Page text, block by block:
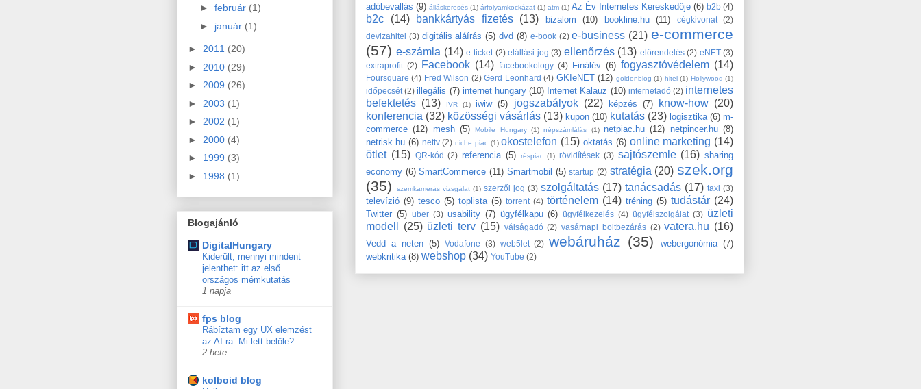
adóbevallás (9) álláskeresés (1) árfolyamkockázat (1) atm (1) Az Év Internetes Kereskedője (6) b2b (4)
b2c (14) bankkártyás fizetés (13) bizalom (10) bookline.hu (11) cégkivonat
(2)
devizahitel (3) digitális aláírás (5) dvd (8) e-book (2) e-business (21) e-commerce
(57) e-számla (14) e-ticket (2) elállási jog (3) ellenőrzés (13) előrendelés (2) eNET (3)
extraprofit (2) Facebook (14) facebookology (4) Finálév (6) fogyasztóvédelem (14)
Foursquare (4) Fred Wilson (2) Gerd Leonhard (4) GKIeNET (12) goldenblog (1) hitel (1) Hollywood (1)
időpecsét (2) illegális (7) internet hungary (10) Internet Kalauz (10) internetadó (2) internetes
befektetés (13) IVR (1) iwiw (5) jogszabályok (22) képzés (7) know-how (20)
konferencia (32) közösségi vásárlás (13) kupon (10) kutatás (23) logisztika (6) m-
commerce (12) mesh (5) Mobile Hungary (1) népszámlálás (1) netpiac.hu (12) netpincer.hu (8)
netrisk.hu (6) nettv (2) niche piac (1) okostelefon (15) oktatás (6) online marketing (14)
ötlet (15) QR-kód (2) referencia (5) réspiac (1) rövidítések (3) sajtószemle (16) sharing
economy (6) SmartCommerce (11) Smartmobil (5) startup (2) stratégia (20) szek.org
(35)
szemkamerás vizsgálat (1) szerzői jog (3) szolgáltatás (17) tanácsadás (17) taxi (3)
televízió (9) tesco (5) toplista (5) torrent (4) történelem (14) tréning (5) tudástár (24)
Twitter (5) uber (3) usability (7) ügyfélkapu (6) ügyfélkezelés (4) ügyfélszolgálat (3) üzleti
modell
(25) üzleti terv (15) válságadó (2) vasárnapi boltbezárás (2) vatera.hu (16)
Vedd a neten (5) Vodafone (3) web5let (2) webáruház (35) webergonómia (7)
webkritika (8) webshop (34) YouTube (2)
► február (1)
► január (1)
► 2011 (20)
► 2010 (29)
► 2009 (26)
► 2003 (1)
► 2002 (1)
► 2000 (4)
► 1999 (3)
► 1998 (1)
Blogajánló
DigitalHungary
Kiderült, mennyi mindent
jelenthet: itt az első
országos mémkutatás
1 napja
fps blog
Rábíztam egy UX elemzést
az AI-ra. Mi lett belőle?
2 hete
kolboid blog